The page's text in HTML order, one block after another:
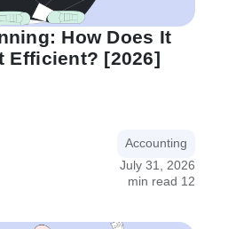
How Does It
Efficient? [2026]
Accounting
July 31, 2026
12 min read